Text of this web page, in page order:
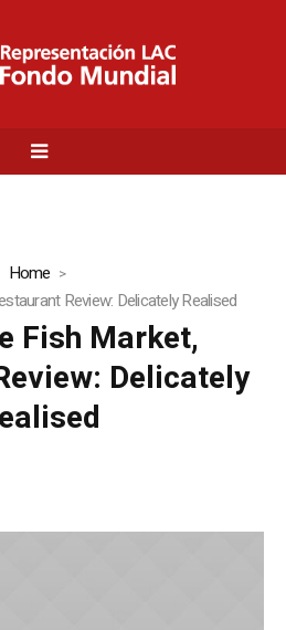
Home
Review: Delicately Realised
Fish Market,
Delicately